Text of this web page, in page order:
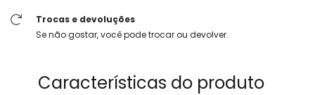
Trocas e devoluções
Se não gostar, você pode trocar ou devolver.
Características do produto